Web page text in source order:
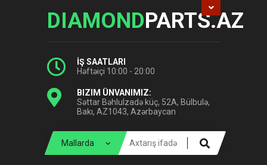
DIAMONDPARTS.AZ
İŞ SAATLARI
Həftəiçi 10:00 - 20:00
BIZIM ÜNVANIMIZ:
Səttar Bəhlulzadə küç, 52A, Bülbulə,
Bakı, AZ1043, Azərbaycan